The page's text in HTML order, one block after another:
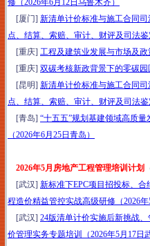
修（2026年6月12日乌鲁木齐）
[厦门] 新清单计价标准与施工合同
点、结算、索赔、审计、财评及司法
[重庆] 工程及建筑业发展与市场及
[重庆] 双碳考核新政背景下的零碳
[昆明] 新清单计价标准与施工合同
点、结算、索赔、审计、财评及司法
[青岛] “十五五”规划基建领域高质
（2026年6月25日青岛）
2026年5月房地产工程管理培训计划
[武汉] 新标准下EPC项目招投标、
程造价精益管控实战高级研修（2026
[武汉] 24版清单计价实施后新挑战
价管理实务专题培训（2026年5月17日